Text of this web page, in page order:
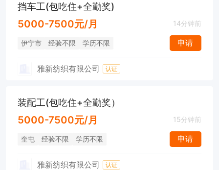
挡车工(包吃住+全勤奖)
5000-7500元/月 14分钟前
伊宁市 经验不限 学历不限 申请
雅新纺织有限公司 认证
装配工(包吃住+全勤奖）
5000-7500元/月 15分钟前
奎屯 经验不限 学历不限 申请
雅新纺织有限公司 认证